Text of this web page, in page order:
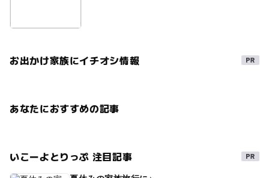
お出かけ家族にイチオシ情報
あなたにおすすめの記事
いこーよとりっぷ 注目記事